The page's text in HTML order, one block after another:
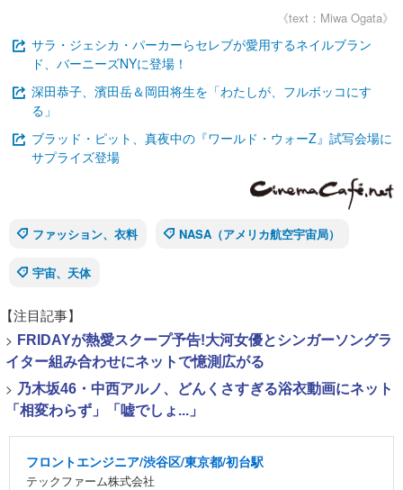
《text：Miwa Ogata》
サラ・ジェシカ・パーカーらセレブが愛用するネイルブラン
ド、バーニーズNYに登場！
深田恭子、濱田岳＆岡田将生を「わたしが、フルボッコにす
る」
ブラッド・ピット、真夜中の『ワールド・ウォーZ』試写会場に
サプライズ登場
ファッション、衣料 NASA（アメリカ航空宇宙局）
宇宙、天体
【注目記事】
> FRIDAYが熱愛スクープ予告!大河女優とシンガーソングラ
イター組み合わせにネットで憶測広がる
> 乃木坂46・中西アルノ、どんくさすぎる浴衣動画にネット
「相変わらず」「嘘でしょ...」
フロントエンジニア/渋谷区/東京都/初台駅
テックファーム株式会社